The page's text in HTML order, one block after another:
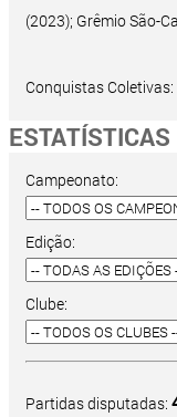
(2023); Grêmio São-
Conquistas Coletivas:
ESTATÍSTICAS
Campeonato:
Edição:
Clube:
Partidas disputadas: